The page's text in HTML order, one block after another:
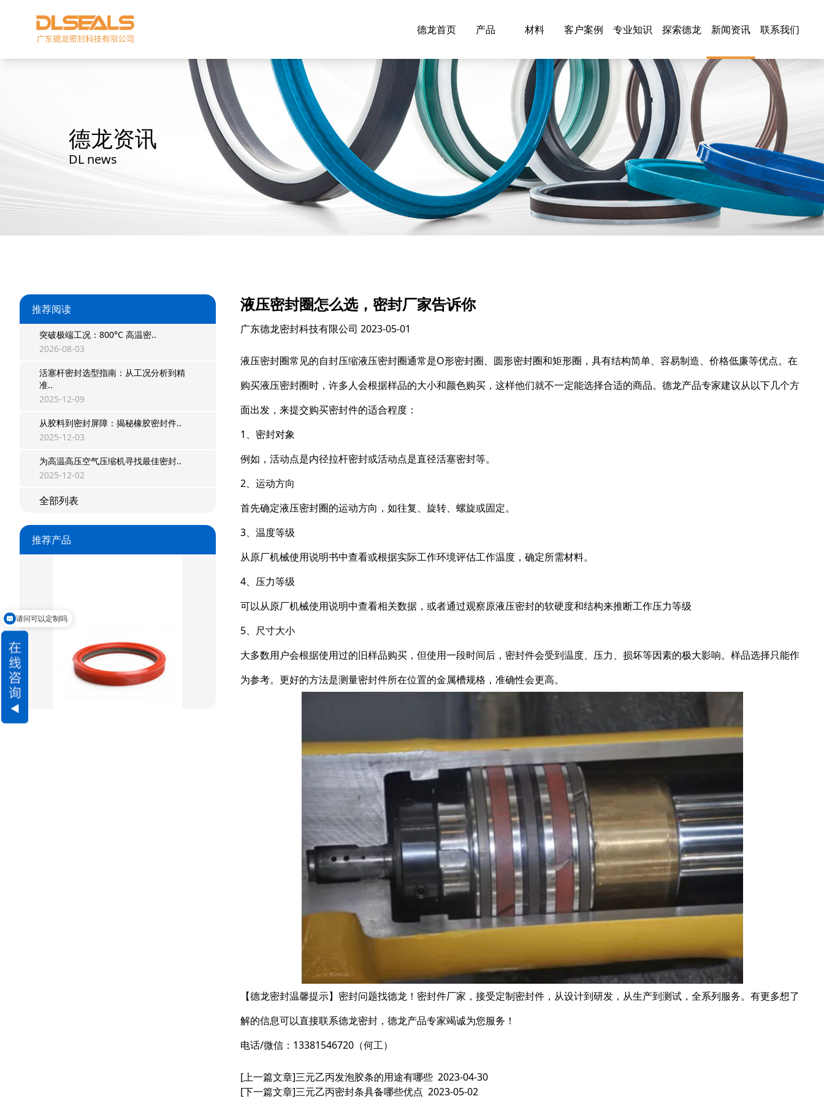
德龙首页 产品 材料 客户案例 专业知识 探索德龙 新闻资讯 联系我们
德龙资讯
DL news
推荐阅读
突破极端工况：800°C 高温密..
2026-08-03
活塞杆密封选型指南：从工况分析到精
准..
2025-12-09
从胶料到密封屏障：揭秘橡胶密封件..
2025-12-03
为高温高压空气压缩机寻找最佳密封..
2025-12-02
全部列表
推荐产品
阶梯组合封
方形组合封
星型双O组合
阶梯组合封
液压密封圈怎么选，密封厂家告诉你
广东德龙密封科技有限公司 2023-05-01
液压密封圈常见的自封压缩液压密封圈通常是O形密封圈、圆形密封圈和矩形圈，具有结构简单、容易制造、价格低廉等优点。在
购买液压密封圈时，许多人会根据样品的大小和颜色购买，这样他们就不一定能选择合适的商品。德龙产品专家建议从以下几个方
面出发，来提交购买密封件的适合程度：
1、密封对象
例如，活动点是内径拉杆密封或活动点是直径活塞密封等。
2、运动方向
首先确定液压密封圈的运动方向，如往复、旋转、螺旋或固定。
3、温度等级
从原厂机械使用说明书中查看或根据实际工作环境评估工作温度，确定所需材料。
4、压力等级
可以从原厂机械使用说明中查看相关数据，或者通过观察原液压密封的软硬度和结构来推断工作压力等级
5、尺寸大小
大多数用户会根据使用过的旧样品购买，但使用一段时间后，密封件会受到温度、压力、损坏等因素的极大影响。样品选择只能作
为参考。更好的方法是测量密封件所在位置的金属槽规格，准确性会更高。
【德龙密封温馨提示】密封问题找德龙！密封件厂家，接受定制密封件，从设计到研发，从生产到测试，全系列服务。有更多想了
解的信息可以直接联系德龙密封，德龙产品专家竭诚为您服务！
电话/微信：13381546720（何工）
[上一篇文章]三元乙丙发泡胶条的用途有哪些 2023-04-30
[下一篇文章]三元乙丙密封条具备哪些优点 2023-05-02
请问可以定制吗